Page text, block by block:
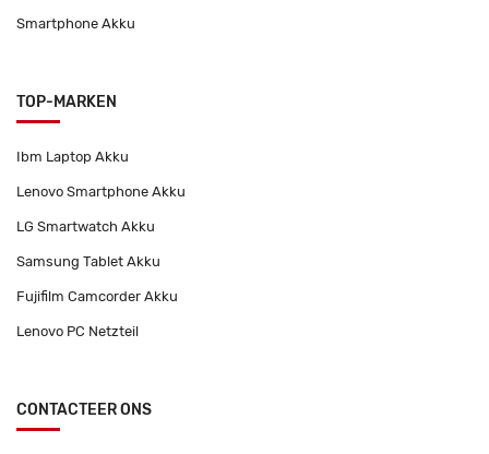
Smartphone Akku
TOP-MARKEN
Ibm Laptop Akku
Lenovo Smartphone Akku
LG Smartwatch Akku
Samsung Tablet Akku
Fujifilm Camcorder Akku
Lenovo PC Netzteil
CONTACTEER ONS